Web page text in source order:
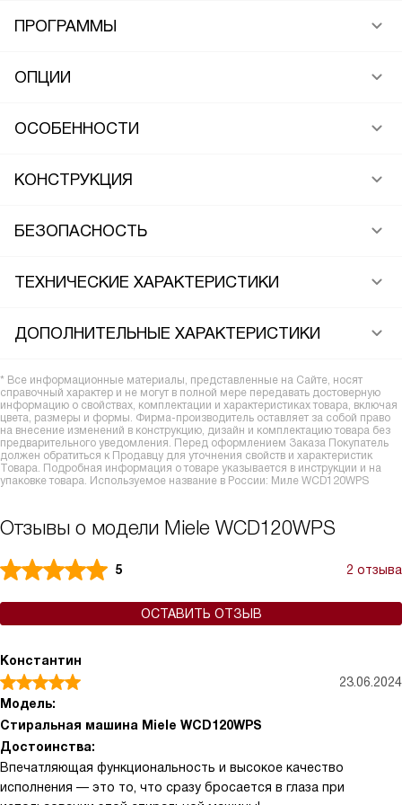
ПРОГРАММЫ
ОПЦИИ
ОСОБЕННОСТИ
КОНСТРУКЦИЯ
БЕЗОПАСНОСТЬ
ТЕХНИЧЕСКИЕ ХАРАКТЕРИСТИКИ
ДОПОЛНИТЕЛЬНЫЕ ХАРАКТЕРИСТИКИ
* Все информационные материалы, представленные на Сайте, носят
справочный характер и не могут в полной мере передавать достоверную
информацию о свойствах, комплектации и характеристиках товара, включая
цвета, размеры и формы. Фирма-производитель оставляет за собой право
на внесение изменений в конструкцию, дизайн и комплектацию товара без
предварительного уведомления. Перед оформлением Заказа Покупатель
должен обратиться к Продавцу для уточнения свойств и характеристик
Товара. Подробная информация о товаре указывается в инструкции и на
упаковке товара. Используемое название в России: Миле WCD120WPS
Отзывы о модели Miele WCD120WPS
5 2 отзыва
ОСТАВИТЬ ОТЗЫВ
Константин
23.06.2024
Модель:
Стиральная машина Miele WCD120WPS
Достоинства:
Впечатляющая функциональность и высокое качество
исполнения — это то, что сразу бросается в глаза при